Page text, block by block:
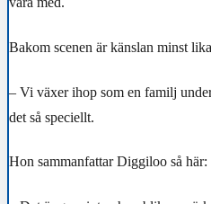
Bakom scenen är känslan minst
– Vi växer ihop som en familj
det så speciellt.
Hon sammanfattar Diggiloo så här: